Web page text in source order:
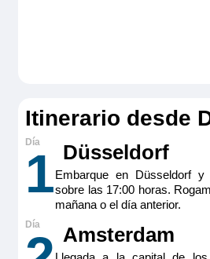
Itinerario desde
1 Düsseldorf
Embarque en Düsseldorf
sobre las 17:00 horas.
mañana o el día anterior.
Amsterdam